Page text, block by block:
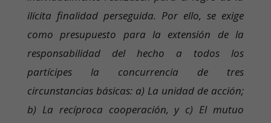
ilícita finalidad perseguida. Por ello, se exige
como presupuesto para la extensión de la
responsabilidad del hecho a todos los
partícipes la concurrencia de tres
circunstancias básicas: a) La unidad de acción;
b) La recíproca cooperación, y c) El mutuo